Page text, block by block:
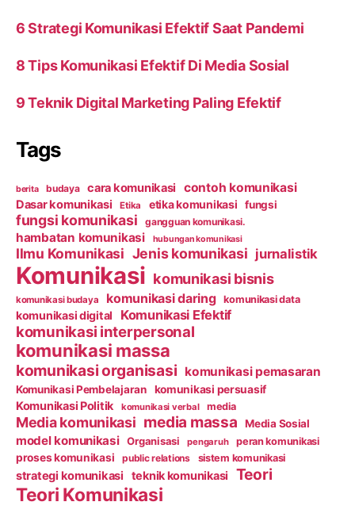
6 Strategi Komunikasi Efektif Saat Pandemi
8 Tips Komunikasi Efektif Di Media Sosial
9 Teknik Digital Marketing Paling Efektif
Tags
berita budaya cara komunikasi contoh komunikasi
Dasar komunikasi Etika etika komunikasi fungsi
fungsi komunikasi gangguan komunikasi.
hambatan komunikasi hubungan komunikasi
Ilmu Komunikasi Jenis komunikasi jurnalistik
Komunikasi komunikasi bisnis
komunikasi budaya komunikasi daring komunikasi data
komunikasi digital Komunikasi Efektif
komunikasi interpersonal
komunikasi massa
komunikasi organisasi komunikasi pemasaran
Komunikasi Pembelajaran komunikasi persuasif
Komunikasi Politik komunikasi verbal media
Media komunikasi media massa Media Sosial
model komunikasi Organisasi pengaruh peran komunikasi
proses komunikasi public relations sistem komunikasi
strategi komunikasi teknik komunikasi Teori
Teori Komunikasi